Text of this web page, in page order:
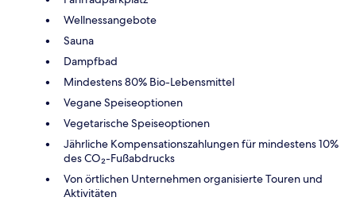
Wellnessangebote
Sauna
Dampfbad
Mindestens 80% Bio-Lebensmittel
Vegane Speiseoptionen
Vegetarische Speiseoptionen
Jährliche Kompensationszahlungen für mindestens 10%
des CO₂-Fußabdrucks
Von örtlichen Unternehmen organisierte Touren und
Aktivitäten